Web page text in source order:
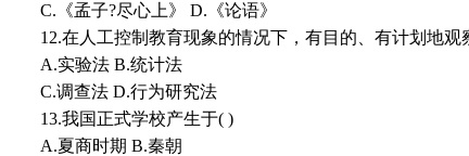
C.《孟子?尽心上》 D.《论语》
12.在人工控制教育现象的情况下，有目的、有计划地
A.实验法 B.统计法
C.调查法 D.行为研究法
13.我国正式学校产生于( )
A.夏商时期 B.秦朝